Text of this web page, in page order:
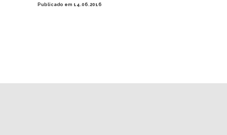
Publicado em 14.06.2016